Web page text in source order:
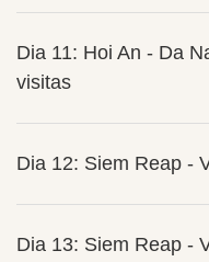
Dia 11: Hoi An - Da
visitas
Dia 12: Siem Reap -
Dia 13: Siem Reap -